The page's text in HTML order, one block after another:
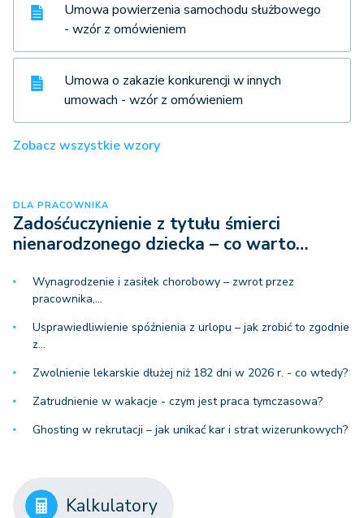
Umowa powierzenia samochodu służbowego
- wzór z omówieniem
Umowa o zakazie konkurencji w innych
umowach - wzór z omówieniem
Zobacz wszystkie wzory
DLA PRACOWNIKA
Zadośćuczynienie z tytułu śmierci
nienarodzonego dziecka – co warto…
Wynagrodzenie i zasiłek chorobowy – zwrot przez
pracownika,…
Usprawiedliwienie spóźnienia z urlopu – jak zrobić to zgodnie
z…
Zwolnienie lekarskie dłużej niż 182 dni w 2026 r. - co wtedy?
Zatrudnienie w wakacje - czym jest praca tymczasowa?
Ghosting w rekrutacji – jak unikać kar i strat wizerunkowych?
Kalkulatory